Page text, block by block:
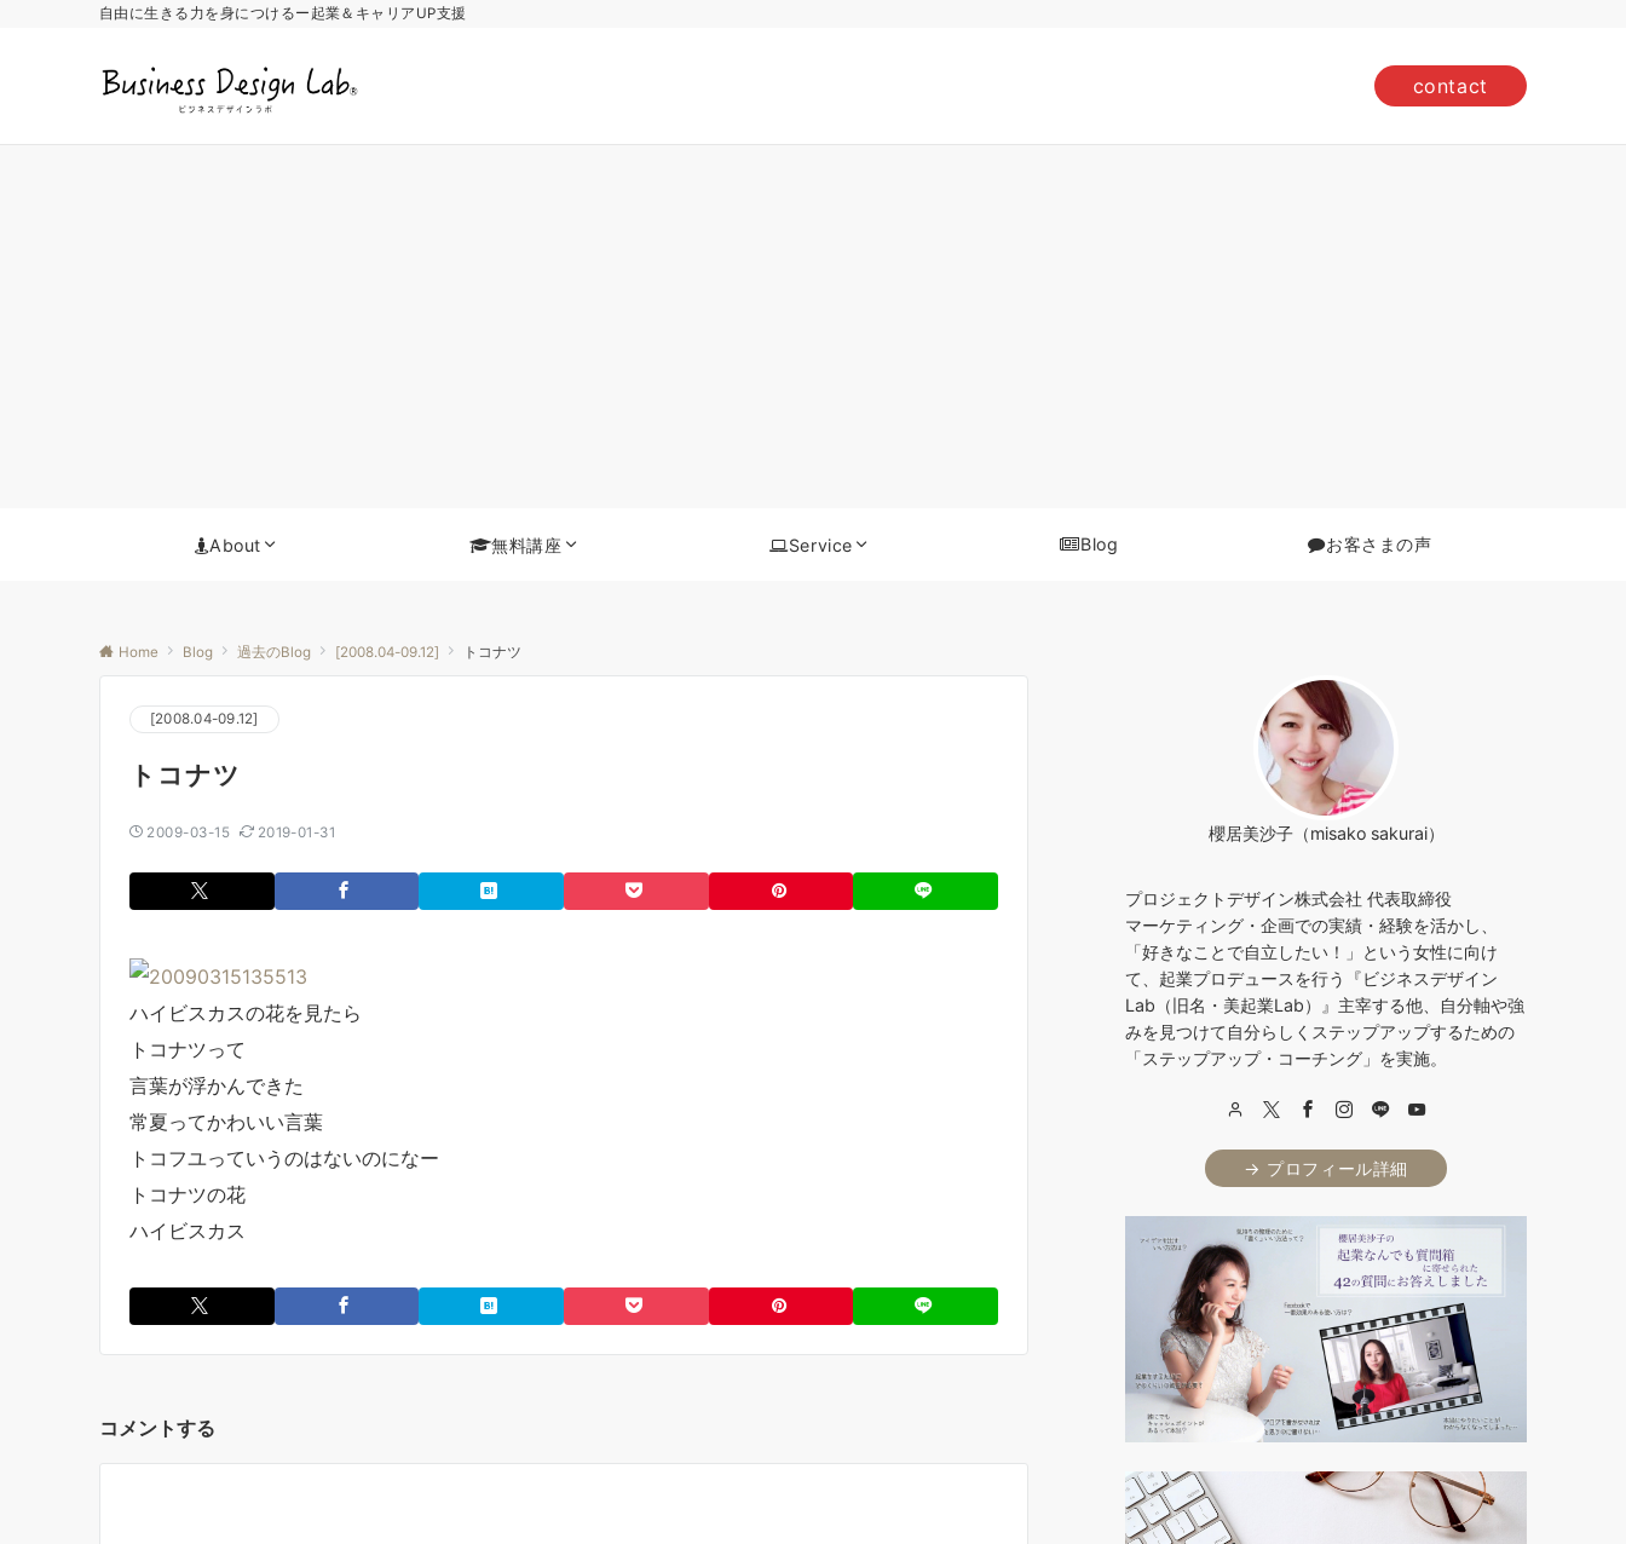
自由に生きる力を身につけるー起業＆キャリアUP支援
contact
About 無料講座 Service Blog お客さまの声
Home Blog 過去のBlog [2008.04-09.12] トコナツ
[2008.04-09.12]
トコナツ
2009-03-15 2019-01-31
ハイビスカスの花を見たら
トコナツって
言葉が浮かんできた
常夏ってかわいい言葉
トコフユっていうのはないのになー
トコナツの花
ハイビスカス
コメントする
櫻居美沙子（misako sakurai）
プロジェクトデザイン株式会社 代表取締役
マーケティング・企画での実績・経験を活かし、
「好きなことで自立したい！」という女性に向け
て、起業プロデュースを行う『ビジネスデザイン
Lab（旧名・美起業Lab）』主宰する他、自分軸や強
みを見つけて自分らしくステップアップするための
「ステップアップ・コーチング」を実施。
→ プロフィール詳細